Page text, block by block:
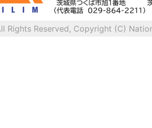
Rights Reserved, Copyright (C)